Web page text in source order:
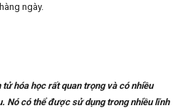
ngày.
tử hóa học rất quan trọng và có nhiều
Nó có thể được sử dụng trong nhiều lĩnh